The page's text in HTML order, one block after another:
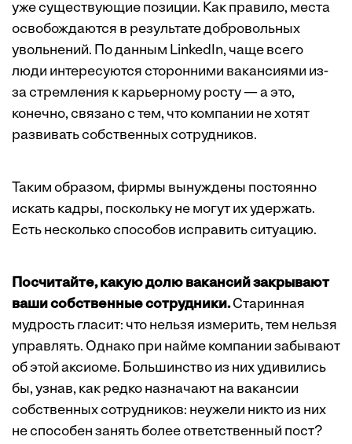
уже существующие позиции. Как правило, места
освобождаются в результате добровольных
увольнений. По данным LinkedIn, чаще всего
люди интересуются сторонними вакансиями из-
за стремления к карь­ерному росту — а это,
конечно, связано с тем, что компании не хотят
развивать собственных сотрудников.
Таким образом, фирмы вынуждены постоянно
искать кадры, поскольку не могут их удержать.
Есть несколько способов исправить ситуацию.
Посчитайте, какую долю вакансий закрывают
ваши собственные сотрудники.Старинная
мудрость гласит: что нельзя измерить, тем нельзя
управлять. Однако при найме компании забывают
об этой аксиоме. Большинство из них удивились
бы, узнав, как редко назначают на вакансии
собственных сотрудников: неужели никто из них
не способен занять более ответственный пост?